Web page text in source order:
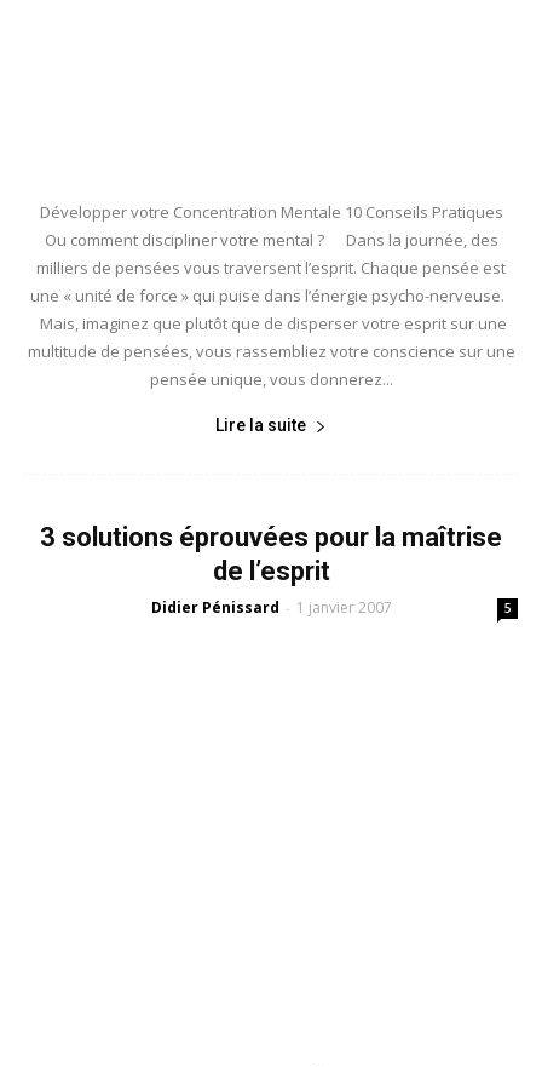
Développer votre Concentration Mentale 10 Conseils Pratiques
Ou comment discipliner votre mental ? Dans la journée, des
milliers de pensées vous traversent l’esprit. Chaque pensée est
une « unité de force » qui puise dans l’énergie psycho-nerveuse.
Mais, imaginez que plutôt que de disperser votre esprit sur une
multitude de pensées, vous rassembliez votre conscience sur une
pensée unique, vous donnerez...
Lire la suite
3 solutions éprouvées pour la maîtrise
de l’esprit
Didier Pénissard - 1 janvier 2007 5